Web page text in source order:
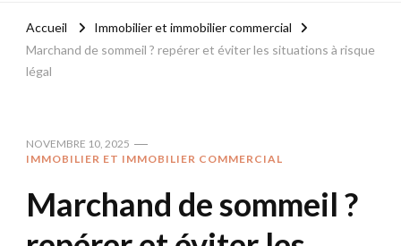
Accueil
Immobilier et immobilier commercial
Marchand de sommeil ? repérer et éviter les situations à risque
légal
NOVEMBRE 10, 2025
IMMOBILIER ET IMMOBILIER COMMERCIAL
Marchand de sommeil ?